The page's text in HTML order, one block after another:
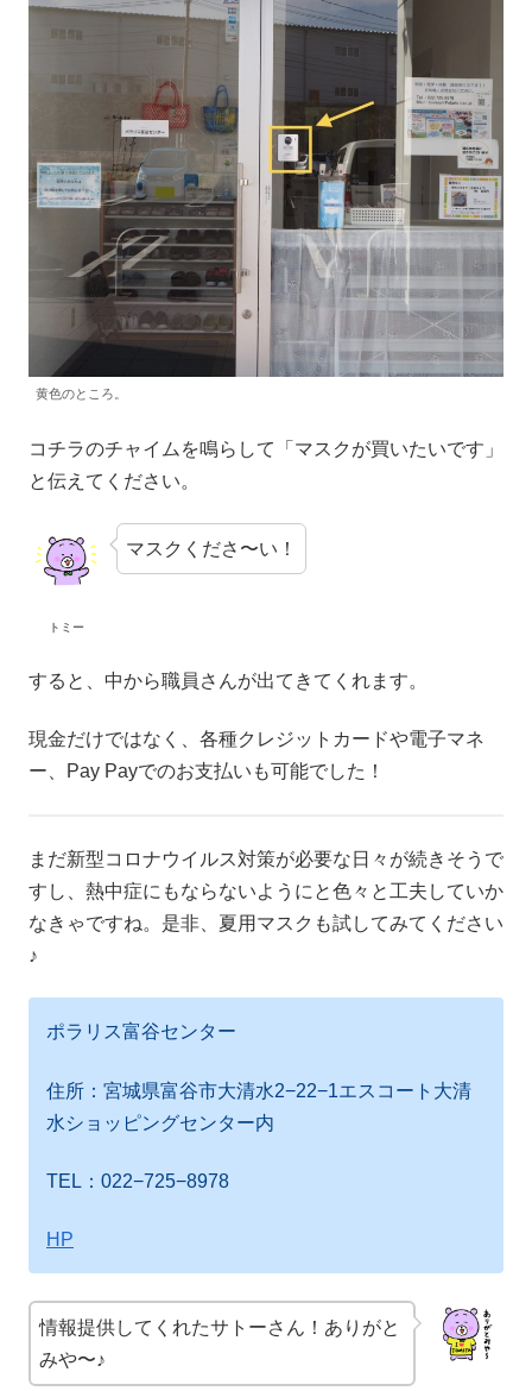
黄色のところ。
コチラのチャイムを鳴らして「マスクが買いたいです」
と伝えてください。
トミー
マスクくださ〜い！
すると、中から職員さんが出てきてくれます。
現金だけではなく、各種クレジットカードや電子マネ
ー、Pay Payでのお支払いも可能でした！
まだ新型コロナウイルス対策が必要な日々が続きそうで
すし、熱中症にもならないようにと色々と工夫していか
なきゃですね。是非、夏用マスクも試してみてください
♪
ポラリス富谷センター
住所：宮城県富谷市大清水2−22−1エスコート大清
水ショッピングセンター内
TEL：022−725−8978
HP
情報提供してくれたサトーさん！ありがと
みや〜♪